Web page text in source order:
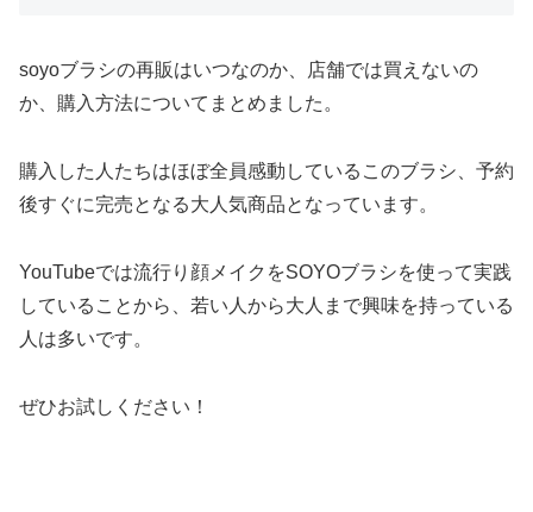
soyoブラシの再販はいつなのか、店舗では買えないの
か、購入方法についてまとめました。
購入した人たちはほぼ全員感動しているこのブラシ、予約
後すぐに完売となる大人気商品となっています。
YouTubeでは流行り顔メイクをSOYOブラシを使って実践
していることから、若い人から大人まで興味を持っている
人は多いです。
ぜひお試しください！